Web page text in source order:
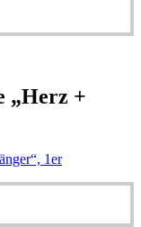
„Herz +
1er